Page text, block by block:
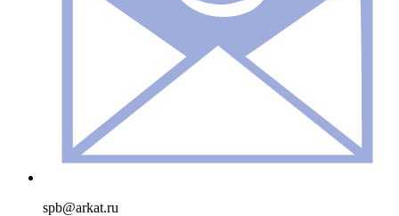
spb@arkat.ru